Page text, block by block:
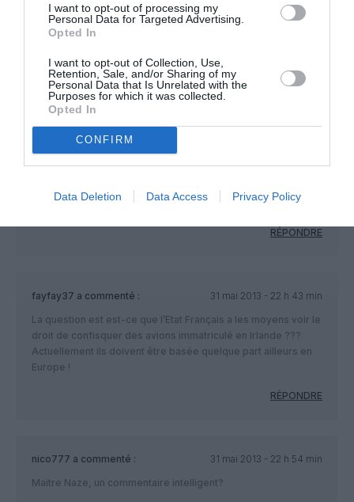
I want to opt-out of processing my
Personal Data for Targeted Advertising.
Opted In
I want to opt-out of Collection, Use,
Retention, Sale, and/or Sharing of my
Personal Data that Is Unrelated with the
Purposes for which it was collected.
Opted In
CONFIRM
Data Deletion Data Access Privacy Policy
Enfin un jugement de valeur contre ces voleurs d’argent
public ……
J’espere que les requisitions seront retenues ! c’est tout ce
255.000 c’est une grosse blague comparé aux millions
d’euros qu’ils n’ont pas payes en charges sociales …
RÉPONDRE
fayfay37 a commenté :
31 mai 2013 - 22 h 43 min
La question est est-ce que l’Etat Français a les moyens voir le
droit de confisquer des avions immatriculé en Irlande ???
Actuellement ils doivent être basée quelque part ailleurs en
Europe !
RÉPONDRE
nico777 a commenté :
31 mai 2013 - 22 h 54 min
Maitre Naze, un commentaire intelligent?